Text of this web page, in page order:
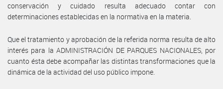
conservación y cuidado resulta adecuado contar con
determinaciones establecidas en la normativa en la materia.
Que el tratamiento y aprobación de la referida norma resulta de alto
interés para la ADMINISTRACIÓN DE PARQUES NACIONALES, por
cuanto ésta debe acompañar las distintas transformaciones que la
dinámica de la actividad del uso público impone.